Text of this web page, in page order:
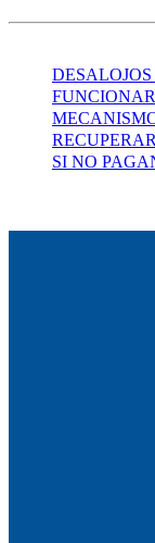
SI NO